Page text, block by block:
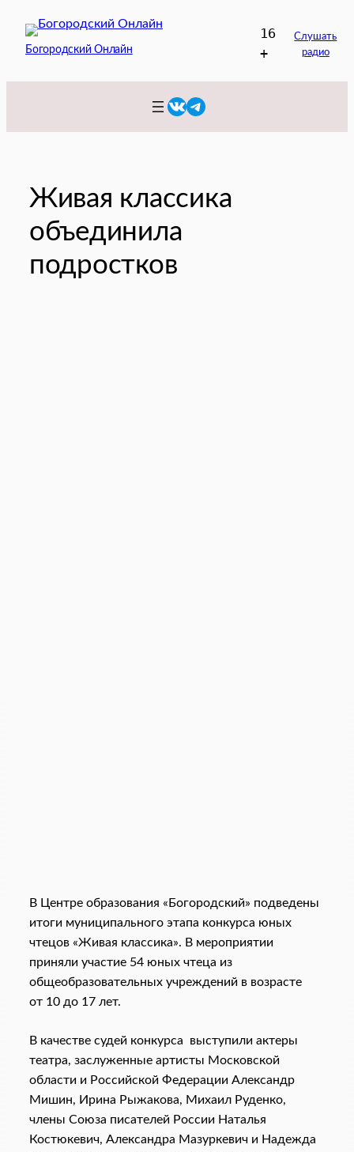
содержимому
Богородский Онлайн
16
+
Слушать
радио
VKTelegram
Живая классика
объединила
подростков
В Центре образования «Богородский» подведены
итоги муниципального этапа конкурса юных
чтецов «Живая классика». В мероприятии
приняли участие 54 юных чтеца из
общеобразовательных учреждений в возрасте
от 10 до 17 лет.
В качестве судей конкурса выступили актеры
театра, заслуженные артисты Московской
области и Российской Федерации Александр
Мишин, Ирина Рыжакова, Михаил Руденко,
члены Союза писателей России Наталья
Костюкевич, Александра Мазуркевич и Надежда